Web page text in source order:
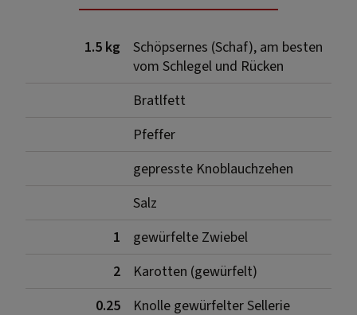
1.5 kg
Schöpsernes (Schaf), am besten
vom Schlegel und Rücken
Bratlfett
Pfeffer
gepresste Knoblauchzehen
Salz
1
gewürfelte Zwiebel
2
Karotten (gewürfelt)
0.25
Knolle gewürfelter Sellerie